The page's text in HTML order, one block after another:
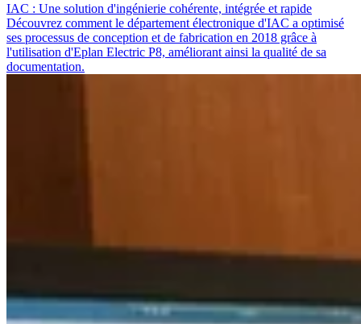
IAC : Une solution d'ingénierie cohérente, intégrée et rapide
Découvrez comment le département électronique d'IAC a optimisé
ses processus de conception et de fabrication en 2018 grâce à
l'utilisation d'Eplan Electric P8, améliorant ainsi la qualité de sa
documentation.